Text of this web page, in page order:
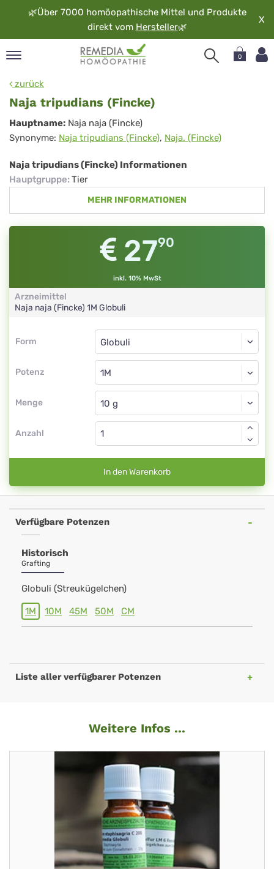
🌿Über 7000 homöopathische Mittel und Produkte
direkt vom Hersteller🌿
X
0
zurück
Naja tripudians (Fincke)
Naja
tripudians
(Fincke)
Hauptname: Naja naja (Fincke)
Synonyme: Naja tripudians (Fincke), Naja. (Fincke)
Naja tripudians (Fincke) Informationen
Hauptgruppe: Tier
MEHR INFORMATIONEN
2790
inkl. 10% MwSt
Arzneimittel
Naja naja (Fincke) 1M Globuli
Form
Form
Potenz
Globuli
1M
Menge
Globuli
Anzahl
In den Warenkorb
Verfügbare Potenzen
Historisch
Grafting
Globuli (Streukügelchen)
1M 10M 45M 50M CM
Liste aller verfügbarer Potenzen
Weitere Infos ...